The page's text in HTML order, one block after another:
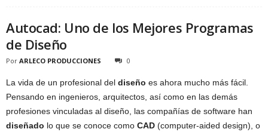
Autocad: Uno de los Mejores Programas
de Diseño
Por ARLECO PRODUCCIONES 0
La vida de un profesional del diseño es ahora mucho más fácil.
Pensando en ingenieros, arquitectos, así como en las demás
profesiones vinculadas al diseño, las compañías de software han
diseñado lo que se conoce como CAD (computer-aided design), o